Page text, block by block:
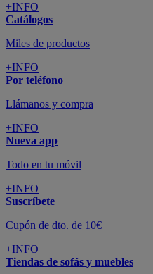
+INFO
Catálogos
Miles de productos
+INFO
Por teléfono
Llámanos y compra
+INFO
Nueva app
Todo en tu móvil
+INFO
Suscríbete
Cupón de dto. de 10€
+INFO
Tiendas de sofás y muebles